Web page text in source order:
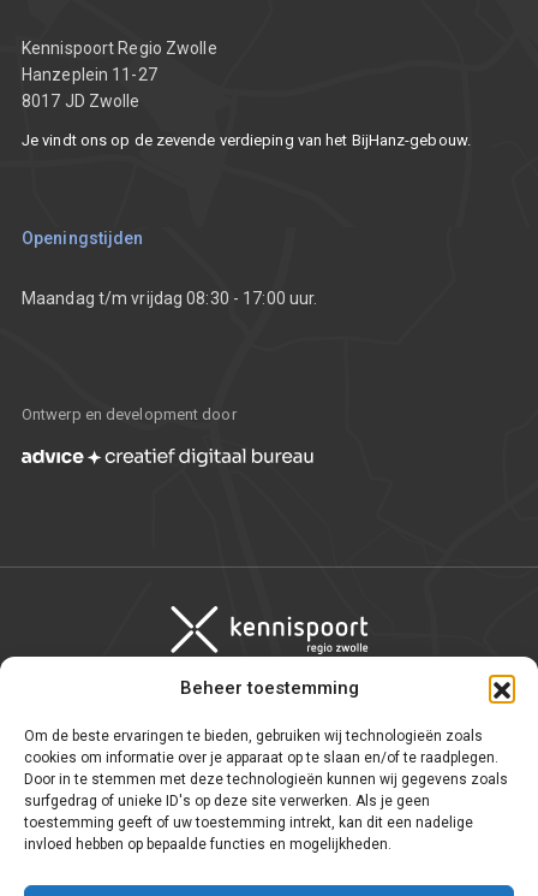
Beheer toestemming
Om de beste ervaringen te bieden, gebruiken wij technologieën zoals
cookies om informatie over je apparaat op te slaan en/of te raadplegen.
Door in te stemmen met deze technologieën kunnen wij gegevens zoals
surfgedrag of unieke ID's op deze site verwerken. Als je geen
toestemming geeft of uw toestemming intrekt, kan dit een nadelige
invloed hebben op bepaalde functies en mogelijkheden.
Partners
Vacatures
Kennispoort Regio Zwolle
Hanzeplein 11-27
8017 JD Zwolle
Je vindt ons op de zevende verdieping van het BijHanz-gebouw.
Openingstijden
Maandag t/m vrijdag 08:30 - 17:00 uur.
Ontwerp en development door
Privacy statement
WNT